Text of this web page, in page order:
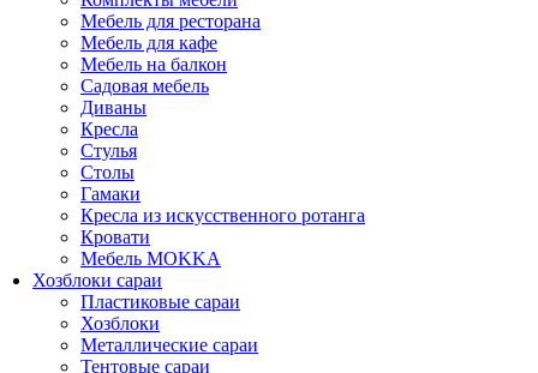
Мебель для ресторана
Мебель для кафе
Мебель на балкон
Садовая мебель
Диваны
Кресла
Стулья
Столы
Гамаки
Кресла из искусственного ротанга
Кровати
Мебель MOKKA
Хозблоки сараи
Пластиковые сараи
Хозблоки
Металлические сараи
Тентовые сараи